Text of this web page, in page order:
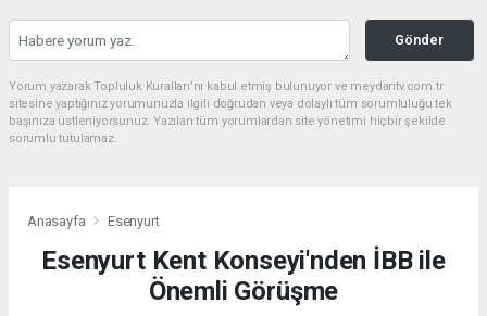
Gönder
Yorum yazarak Topluluk Kuralları’nı kabul etmiş bulunuyor ve meydantv.com.tr
sitesine yaptığınız yorumunuzla ilgili doğrudan veya dolaylı tüm sorumluluğu tek
başınıza üstleniyorsunuz. Yazılan tüm yorumlardan site yönetimi hiçbir şekilde
sorumlu tutulamaz.
Anasayfa Esenyurt
Esenyurt Kent Konseyi'nden İBB ile
Önemli Görüşme